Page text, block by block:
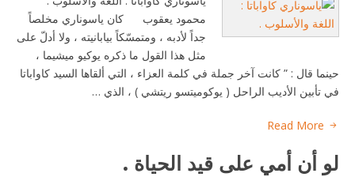
محمود يعقوب كان ياسوناري مخلصاً
جداً لأدبه ، ومتمسّكاً بيابانيته ، ولا أدلّ على
مثل هذا القول ما ذكره يوكيو ميشيما ،
حينما قال : ” كانت آخر جملة في كلمة العزاء ، التي ألقاها السيد كاواباتا
في تأبين الأديب الراحل ( يوكوميتسو ريتشي ) ، الذي …
Read More
لو أن أمي على قيد الحياة .